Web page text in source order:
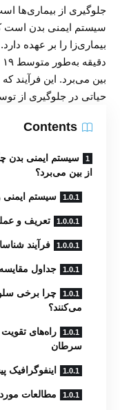
جلوگیری از بیماری‌ها
سیستم ایمنی بدن است
بیماری‌زا را بر عهده
بین می‌برد. این
حیاتی در جلوگیری از
Contents
از بین می‌برد؟
سیستم ایمنی
تعریف و
فرآیند
جداول
چرا برخی
می‌کنند؟
راه‌های تقویت
سرطان
اینفوگرافیک
مطالعات